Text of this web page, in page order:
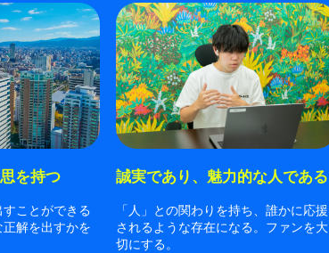
を持つ
ことができる
解を出すかを
誠実であり、魅力的な人である
「人」との関わりを持ち、誰かに応援
されるような存在になる。ファンを大
切にする。